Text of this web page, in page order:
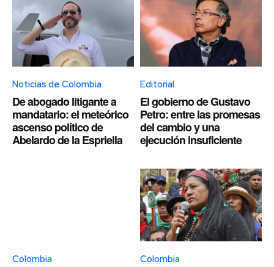
Noticias de Colombia
De abogado litigante a
mandatario: el meteórico
ascenso político de
Abelardo de la Espriella
Editorial
El gobierno de Gustavo
Petro: entre las promesas
del cambio y una
ejecución insuficiente
Colombia Colombia